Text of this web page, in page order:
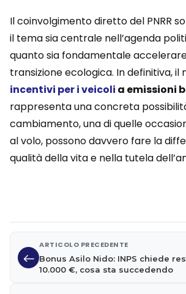
Il coinvolgimento diretto del PNRR
il tema sia centrale nell’agenda
quanto sia fondamentale
transizione ecologica. In definitiva, il
incentivi per i veicoli a emissioni
rappresenta una concreta
cambiamento, una di quelle
al volo, possono davvero fare la
qualità della vita e nella tutela
ARTICOLO PRECEDENTE
Bonus Asilo Nido: INPS chiede
10.000 €, cosa sta succedendo